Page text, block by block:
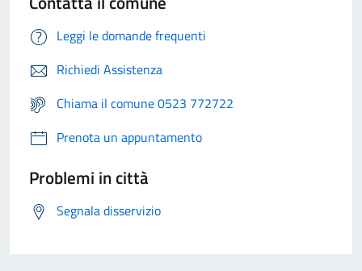
Leggi le domande frequenti
Richiedi Assistenza
Chiama il comune 0523 772722
Prenota un appuntamento
Problemi in città
Segnala disservizio